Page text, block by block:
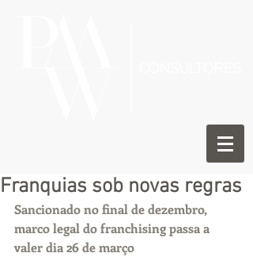
Franquias sob novas regras
Sancionado no final de dezembro,
marco legal do franchising passa a
valer dia 26 de março